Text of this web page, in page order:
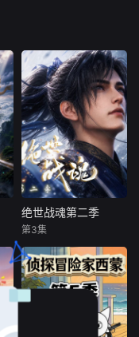
绝世战魂第二季
苍岚大陆以武魂定
强弱，秦家少主秦
南本是废魂之身，
受尽冷眼。机缘之
下，他觉醒太古战
绝世战魂第二季
第3集